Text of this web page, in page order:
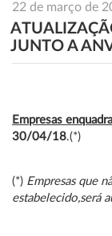
22 de março de
JUNTO A
Empresas
30/04/18.(*)
(*) Empresas que
estabelecido,será